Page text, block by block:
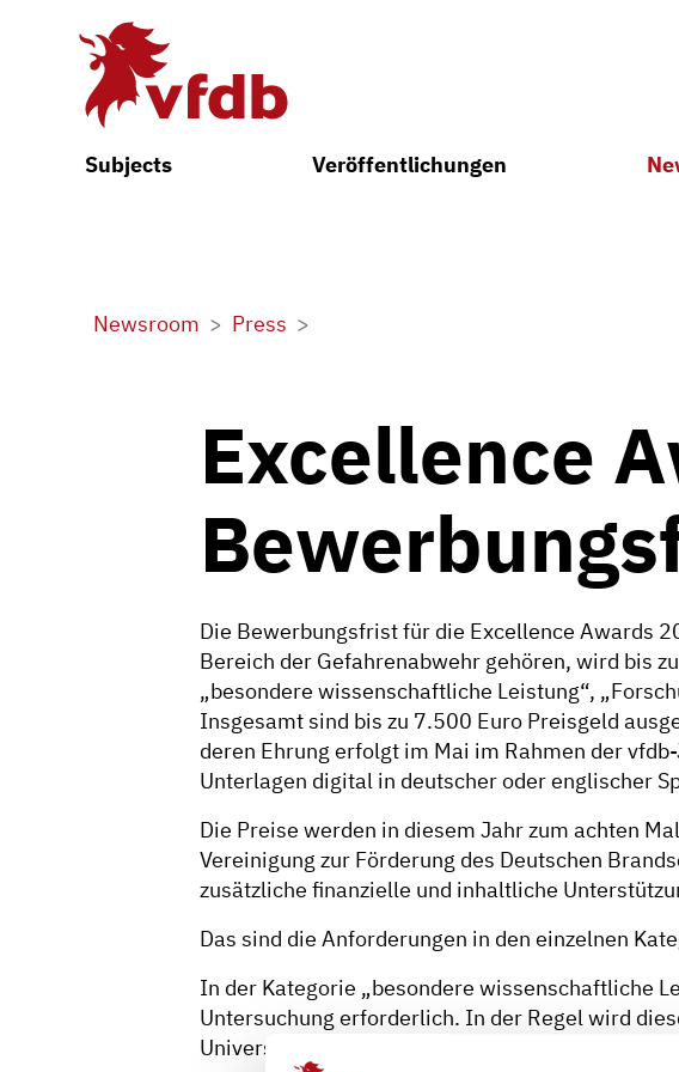
Subjects Veröffentlichungen
Newsroom Press
Excellence
Die Bewerbungsfrist für die Excellence Awards
Bereich der Gefahrenabwehr gehören, wird bis
„besondere wissenschaftliche Leistung“,
Insgesamt sind bis zu 7.500 Euro Preisgeld
deren Ehrung erfolgt im Mai im Rahmen der
Unterlagen digital in deutscher oder englischer
Die Preise werden in diesem Jahr zum achten
Vereinigung zur Förderung des Deutschen
zusätzliche finanzielle und inhaltliche
Das sind die Anforderungen in den einzelnen
In der Kategorie „besondere wissenschaftliche
Untersuchung erforderlich. In der Regel wird
Universität erbracht. Einzureichende